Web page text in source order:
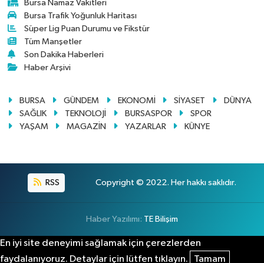
Bursa Namaz Vakitleri
Bursa Trafik Yoğunluk Haritası
Süper Lig Puan Durumu ve Fikstür
Tüm Manşetler
Son Dakika Haberleri
Haber Arşivi
BURSA GÜNDEM EKONOMİ SİYASET
DÜNYA
SAĞLIK
TEKNOLOJİ BURSASPOR
SPOR
YAŞAM
MAGAZİN YAZARLAR KÜNYE
RSS Copyright © 2022. Her hakkı saklıdır.
Haber Yazılımı: TE Bilişim
En iyi site deneyimi sağlamak için çerezlerden
faydalanıyoruz. Detaylar için lütfen tıklayın.
Tamam